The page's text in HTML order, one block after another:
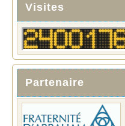
Visites
Partenaire